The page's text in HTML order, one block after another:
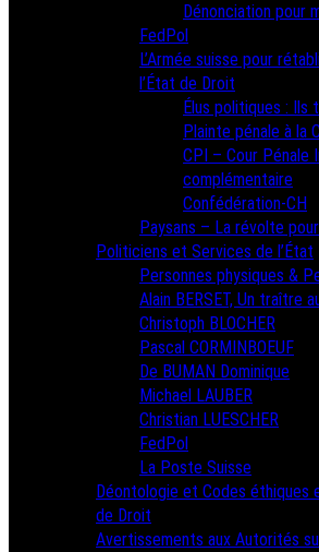
Dénonciation pour
FedPol
L’Armée suisse pour
l’État de Droit
Élus politiques :
Plainte pénale à la
CPI – Cour Pénale
complémentaire
Confédération-CH
Paysans – La révolte
Politiciens et Services de l’État
Personnes physiques &
Alain BERSET, Un traître
Christoph BLOCHER
Pascal CORMINBOEUF
De BUMAN Dominique
Michael LAUBER
Christian LUESCHER
FedPol
La Poste Suisse
Déontologie et Codes éthiques
de Droit
Avertissements aux Autorités